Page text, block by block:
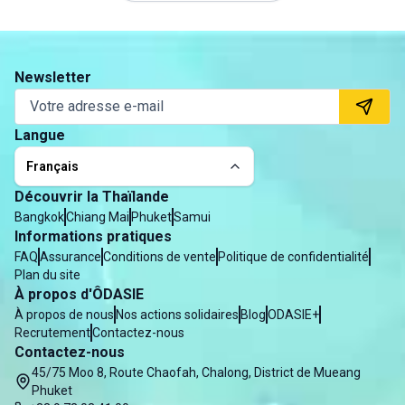
Newsletter
Langue
Français
Découvrir la Thaïlande
BangkokChiang Mai PhuketSamui
Informations pratiques
FAQAssuranceConditions de vente Politique de confidentialité
Plan du site
À propos d'ÔDASIE
À propos de nous Nos actions solidaires BlogODASIE+
RecrutementContactez-nous
Contactez-nous
45/75 Moo 8, Route Chaofah, Chalong, District de Mueang
Phuket